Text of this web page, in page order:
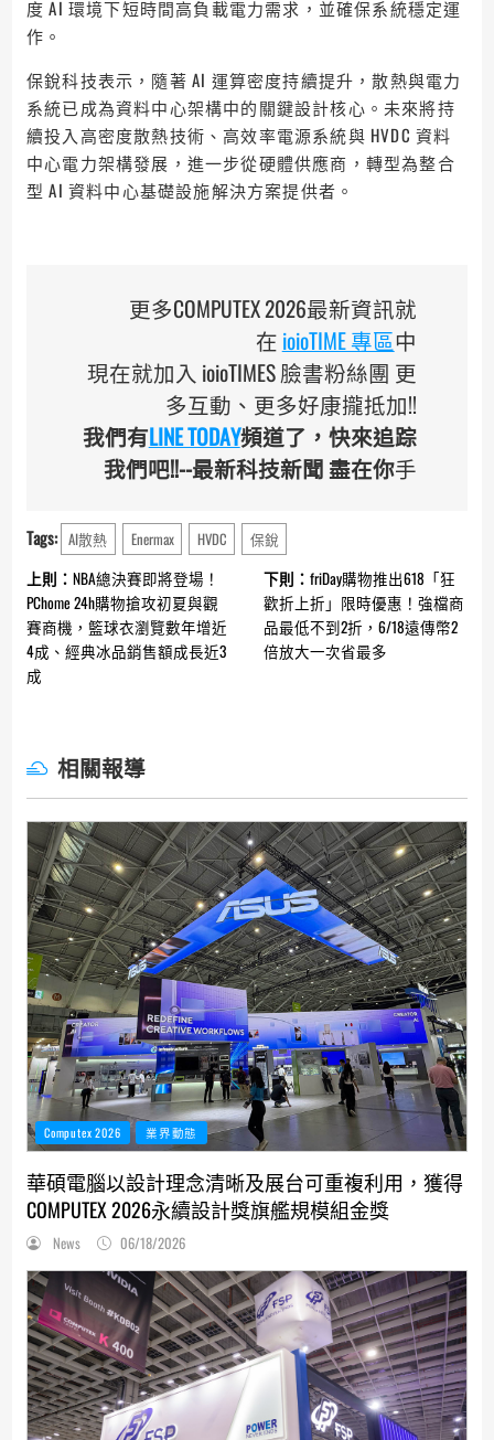
度 AI 環境下短時間高負載電力需求，並確保系統穩定運
作。
保銳科技表示，隨著 AI 運算密度持續提升，散熱與電力
系統已成為資料中心架構中的關鍵設計核心。未來將持
續投入高密度散熱技術、高效率電源系統與 HVDC 資料
中心電力架構發展，進一步從硬體供應商，轉型為整合
型 AI 資料中心基礎設施解決方案提供者。
更多COMPUTEX 2026最新資訊就
在 ioioTIME 專區中
現在就加入 ioioTIMES 臉書粉絲團 更
多互動、更多好康攏抵加!!
我們有LINE TODAY頻道了，快來追踪
我們吧!!--最新科技新聞 盡在你手
Tags: AI散熱 Enermax HVDC 保銳
Continue
Reading
上則： NBA總決賽即將登場！
PChome 24h購物搶攻初夏與觀
賽商機，籃球衣瀏覽數年增近
4成、經典冰品銷售額成長近3
成
下則： friDay購物推出618「狂
歡折上折」限時優惠！強檔商
品最低不到2折，6/18遠傳幣2
倍放大一次省最多
相關報導
Computex 2026 業界動態
華碩電腦以設計理念清晰及展台可重複利用，獲得
COMPUTEX 2026永續設計獎旗艦規模組金獎
News 06/18/2026